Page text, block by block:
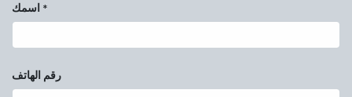
اسمك *
رقم الهاتف